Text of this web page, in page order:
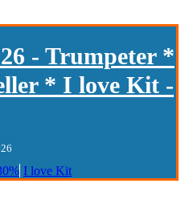
- Trumpeter *
* I love Kit -
I love Kit